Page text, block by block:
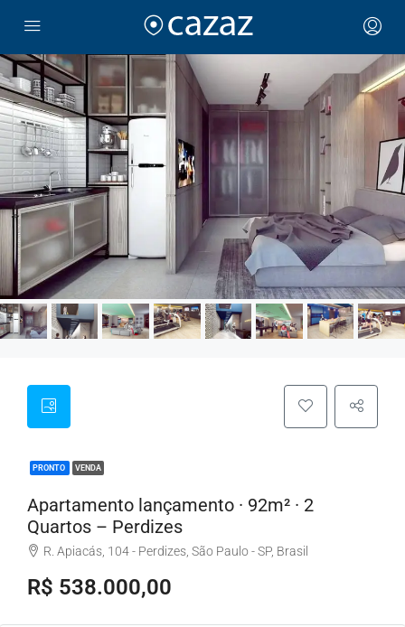
PRONTO VENDA
Apartamento lançamento · 92m² · 2
Quartos – Perdizes
R. Apiacás, 104 - Perdizes, São Paulo - SP, Brasil
R$ 538.000,00